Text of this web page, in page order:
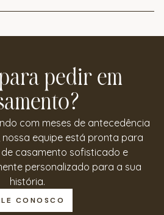
pedir em
com meses de antecedência
nossa equipe está pronta para
casamento sofisticado e
personalizado para a sua
história.
CONOSCO